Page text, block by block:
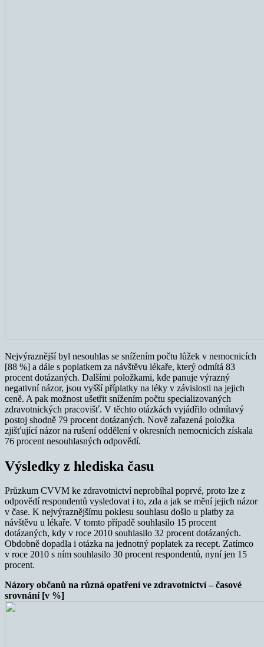
Nejvýraznější byl nesouhlas se snížením počtu lůžek v nemocnicích
[88 %] a dále s poplatkem za návštěvu lékaře, který odmítá 83
procent dotázaných. Dalšími položkami, kde panuje výrazný
negativní názor, jsou vyšší příplatky na léky v závislosti na jejich
ceně. A pak možnost ušetřit snížením počtu specializovaných
zdravotnických pracovišť. V těchto otázkách vyjádřilo odmítavý
postoj shodně 79 procent dotázaných. Nově zařazená položka
zjišťující názor na rušení oddělení v okresních nemocnicích získala
76 procent nesouhlasných odpovědí.
Výsledky z hlediska času
Průzkum CVVM ke zdravotnictví neprobíhal poprvé, proto lze z
odpovědí respondentů vysledovat i to, zda a jak se mění jejich názor
v čase. K nejvýraznějšímu poklesu souhlasu došlo u platby za
návštěvu u lékaře. V tomto případě souhlasilo 15 procent
dotázaných, kdy v roce 2010 souhlasilo 32 procent dotázaných.
Obdobně dopadla i otázka na jednotný poplatek za recept. Zatímco
v roce 2010 s ním souhlasilo 30 procent respondentů, nyní jen 15
procent.
Názory občanů na různá opatření ve zdravotnictví – časové
srovnání [v %]